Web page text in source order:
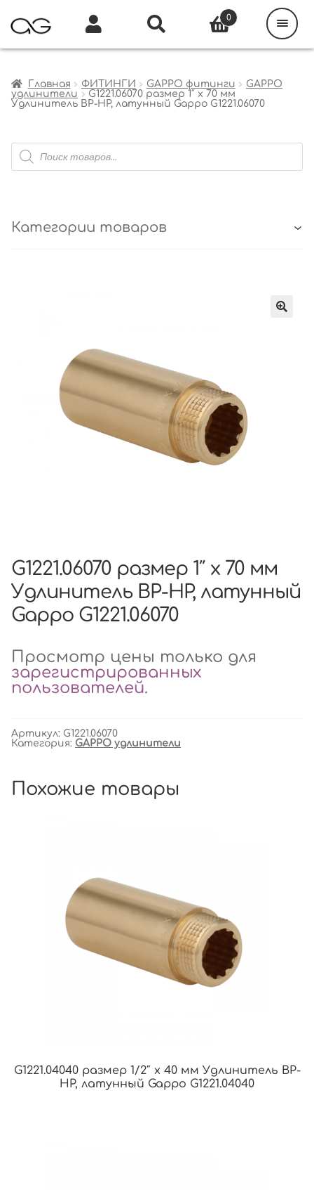
Главная ФИТИНГИ GAPPO фитинги
GAPPO
удлинители
G1221.06070 размер 1″ х 70 мм
Удлинитель ВР-НР, латунный Gappo G1221.06070
Поиск
товаров
Категории товаров
G1221.06070 размер 1″ х 70 мм
Удлинитель ВР-НР, латунный
Gappo G1221.06070
Просмотр цены только для
зарегистрированных
пользователей.
Артикул: G1221.06070
Категория: GAPPO удлинители
Похожие товары
G1221.04040 размер 1/2″ х 40 мм Удлинитель ВР-
НР, латунный Gappo G1221.04040
0